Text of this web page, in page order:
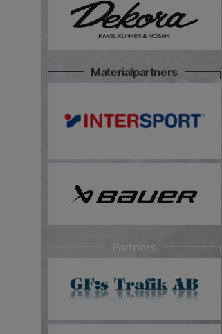
Materialpartners
Partners